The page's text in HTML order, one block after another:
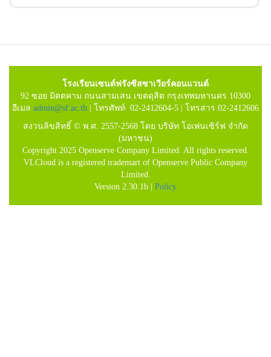
โรงเรียนเซนต์ฟรังซีสซาเวียร์คอนแวนต์
92 ซอย มิตตคาม ถนนสามเสน เขตดุสิต กรุงเทพมหานคร 10300
อีเมล admin@sf.ac.th | โทรศัพท์ 02-2412604-5 | โทรสาร 02-2412606
สงวนลิขสิทธิ์ © พ.ศ. 2557-2568 โดย บริษัท โอเพ่นเซิร์ฟ จำกัด
(มหาชน)
Copyright 2025 Openserve Company Limited. All rights reserved.
VLCloud is a registered trademart of Openserve Public Company
Limited.
Version 2.30.1b | Policy